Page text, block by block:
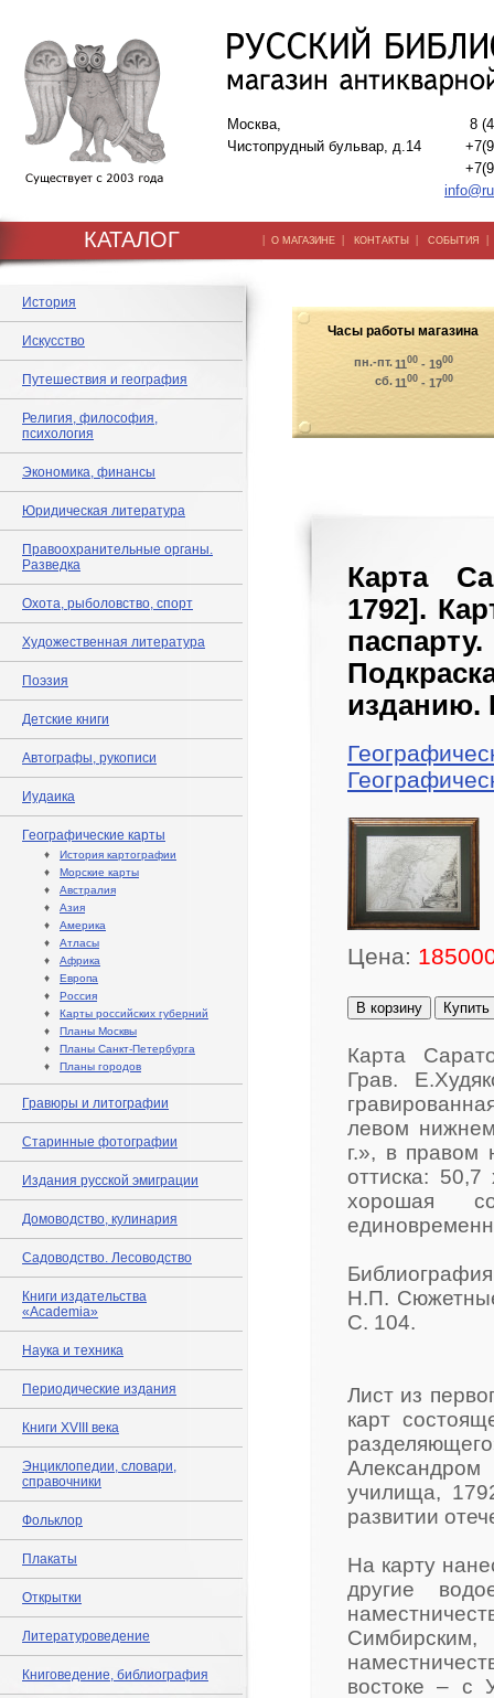
Москва,
Чистопрудный бульвар, д.14
8
КАТАЛОГ | О МАГАЗИНЕ | КОНТАКТЫ | СОБЫТИЯ
История
Искусство
Путешествия и география
Религия, философия,
психология
Экономика, финансы
Юридическая литература
Правоохранительные органы.
Разведка
Охота, рыболовство, спорт
Художественная литература
Поэзия
Детские книги
Автографы, рукописи
Иудаика
Географические карты
♦ История картографии
♦ Морские карты
♦ Австралия
♦ Азия
♦ Америка
♦ Атласы
♦ Африка
♦ Европа
♦ Россия
♦ Карты российских губерний
♦ Планы Москвы
♦ Планы Санкт-Петербурга
♦ Планы городов
Гравюры и литографии
Старинные фотографии
Издания русской эмиграции
Домоводство, кулинария
Садоводство. Лесоводство
Книги издательства
«Academia»
Наука и техника
Периодические издания
Книги XVIII века
Энциклопедии, словари,
справочники
Фольклор
Плакаты
Открытки
Литературоведение
Книговедение, библиография
Часы работы магазина
пн.-пт.1100 - 1900
сб.1100 - 1700
Карта
1792].
изданию.
Цена:
В корзину Купить
Карта
Грав.
левом
г.», в правом
оттиска:
хорошая
Н.П.
С. 104.
Лист из
карт
училища,
развитии
На карту
другие
востоке – с